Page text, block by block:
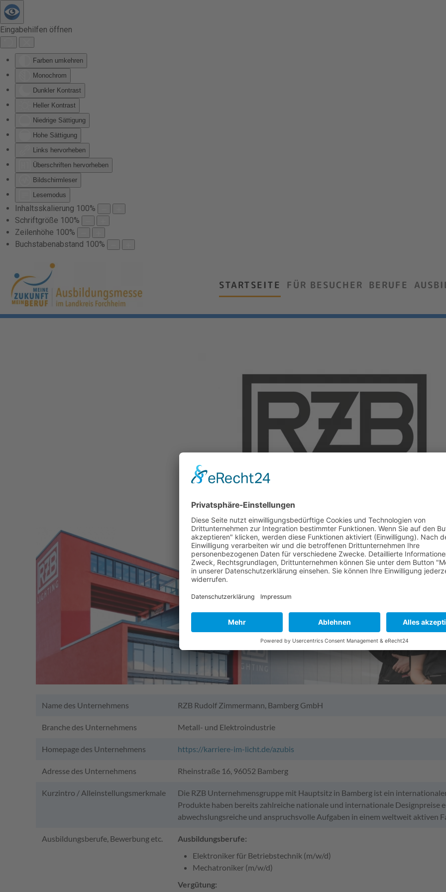
Eingabehilfen öffnen
Farben umkehren
Monochrom
Dunkler Kontrast
Heller Kontrast
Niedrige Sättigung
Hohe Sättigung
Links hervorheben
Überschriften hervorheben
Bildschirmleser
Lesemodus
Inhaltsskalierung 100%
Schriftgröße 100%
Zeilenhöhe 100%
Buchstabenabstand 100%
Zum Hauptinhalt springen
STARTSEITE FÜR BESUCHER BERUFE
Name des Unternehmens RZB Rudolf Zimmermann, Bamberg GmbH
Branche des Unternehmens Metall- und Elektroindustrie
Homepage des Unternehmens https://karriere-im-licht.de/azubis
Adresse des Unternehmens Rheinstraße 16, 96052 Bamberg
Kurzintro / Alleinstellungsmerkmale
Die RZB Unternehmensgruppe mit Hauptsitz in Bamberg ist ein
Produkte haben bereits zahlreiche nationale und internationale Designpreise
abwechslungsreiche und anspruchsvolle Aufgaben in einem weltweit
Ausbildungsberufe, Bewerbung etc.
Ausbildungsberufe:
Elektroniker für Betriebstechnik (m/w/d)
Mechatroniker (m/w/d)
Vergütung: